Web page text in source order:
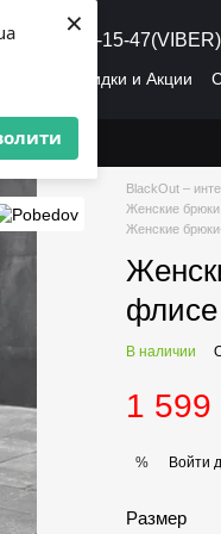
×
(095) 486-15-47(VIBER)
Скидки и Акции
BlackOut –
Женские брюки
Женские
флисе
В наличии
1 599
% Войти
Размер